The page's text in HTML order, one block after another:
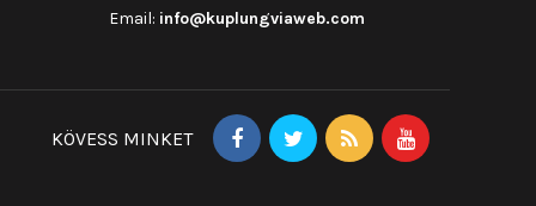
Email: info@kuplungviaweb.com
KÖVESS MINKET